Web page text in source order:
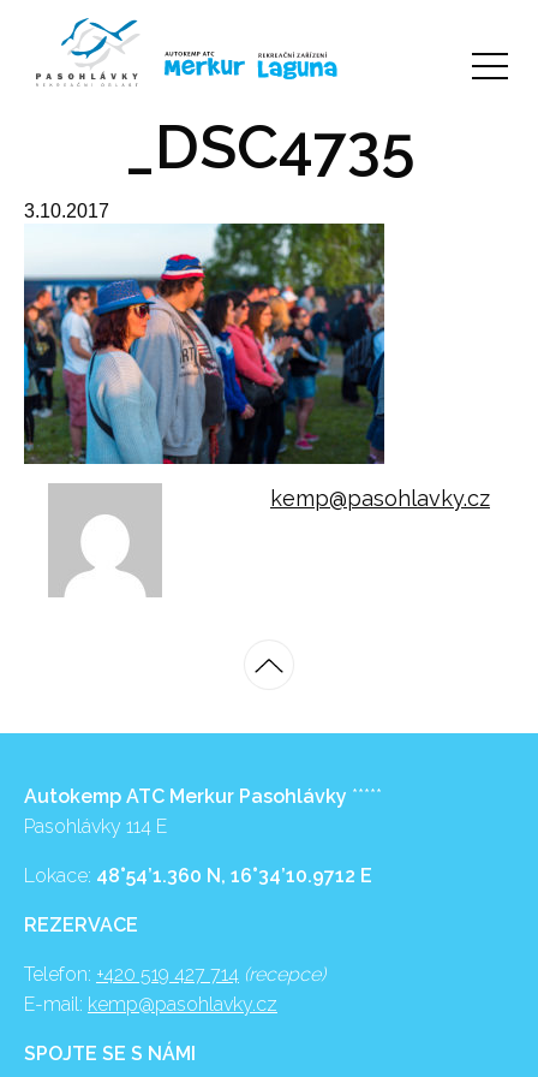
_DSC4735
3.10.2017
kemp@pasohlavky.cz
Autokemp ATC Merkur Pasohlávky *****
Pasohlávky 114 E
Lokace: 48°54’1.360 N, 16°34’10.9712 E
REZERVACE
Telefon: +420 519 427 714 (recepce)
E-mail: kemp@pasohlavky.cz
SPOJTE SE S NÁMI